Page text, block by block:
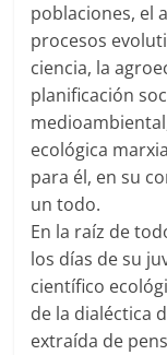
poblaciones, el
procesos
ciencia, la
planificación
ecológica
para él, en su
un todo.
En la raíz de
los días de su
científico
de la dialéctica
extraída de